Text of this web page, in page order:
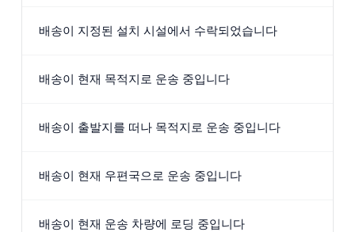
배송이 지정된 설치 시설에서 수락되었습니다
배송이 현재 목적지로 운송 중입니다
배송이 출발지를 떠나 목적지로 운송 중입니다
배송이 현재 우편국으로 운송 중입니다
배송이 현재 운송 차량에 로딩 중입니다